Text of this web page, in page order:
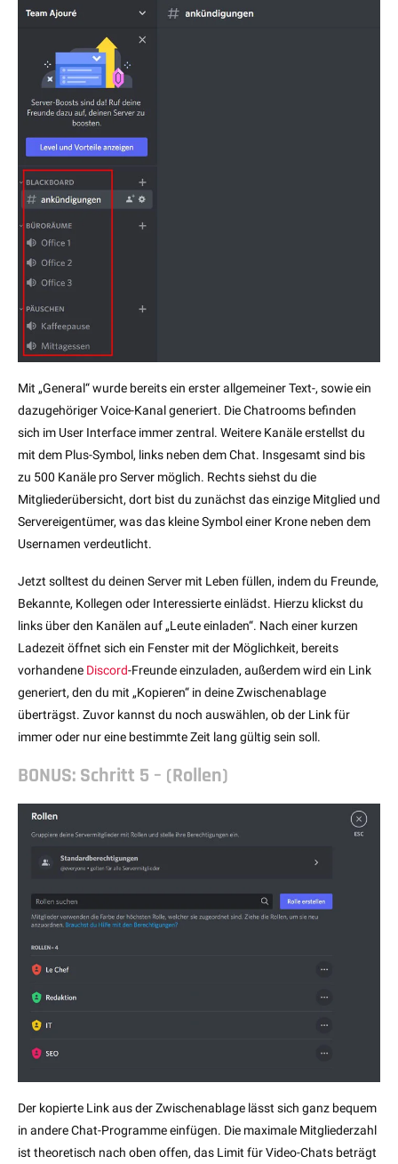
Mit „General“ wurde bereits ein erster allgemeiner Text-, sowie ein
dazugehöriger Voice-Kanal generiert. Die Chatrooms befinden
sich im User Interface immer zentral. Weitere Kanäle erstellst du
mit dem Plus-Symbol, links neben dem Chat. Insgesamt sind bis
zu 500 Kanäle pro Server möglich. Rechts siehst du die
Mitgliederübersicht, dort bist du zunächst das einzige Mitglied und
Servereigentümer, was das kleine Symbol einer Krone neben dem
Usernamen verdeutlicht.
Jetzt solltest du deinen Server mit Leben füllen, indem du Freunde,
Bekannte, Kollegen oder Interessierte einlädst. Hierzu klickst du
links über den Kanälen auf „Leute einladen“. Nach einer kurzen
Ladezeit öffnet sich ein Fenster mit der Möglichkeit, bereits
vorhandene Discord-Freunde einzuladen, außerdem wird ein Link
generiert, den du mit „Kopieren“ in deine Zwischenablage
überträgst. Zuvor kannst du noch auswählen, ob der Link für
immer oder nur eine bestimmte Zeit lang gültig sein soll.
BONUS: Schritt 5 – (Rollen)
Der kopierte Link aus der Zwischenablage lässt sich ganz bequem
in andere Chat-Programme einfügen. Die maximale Mitgliederzahl
ist theoretisch nach oben offen, das Limit für Video-Chats beträgt